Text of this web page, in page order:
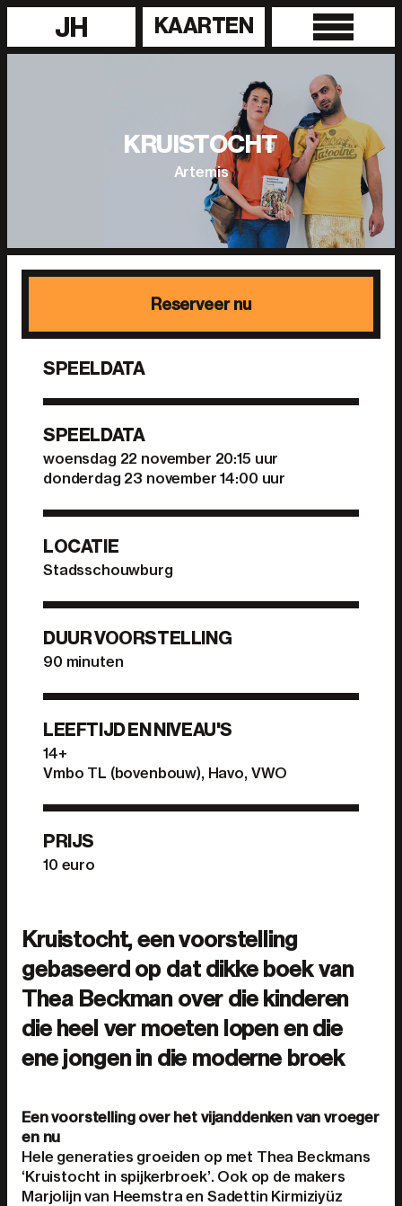
JH KAARTEN
KRUISTOCHT
Artemis
Reserveer nu
SPEELDATA
SPEELDATA
woensdag 22 november 20:15 uur
donderdag 23 november 14:00 uur
LOCATIE
Stadsschouwburg
DUUR VOORSTELLING
90 minuten
LEEFTIJD EN NIVEAU'S
14+
Vmbo TL (bovenbouw), Havo, VWO
PRIJS
10 euro
Kruistocht, een voorstelling
gebaseerd op dat dikke boek van
Thea Beckman over die kinderen
die heel ver moeten lopen en die
ene jongen in die moderne broek
Een voorstelling over het vijanddenken van vroeger
en nu
Hele generaties groeiden op met Thea Beckmans
‘Kruistocht in spijkerbroek’. Ook op de makers
Marjolijn van Heemstra en Sadettin Kirmiziyüz